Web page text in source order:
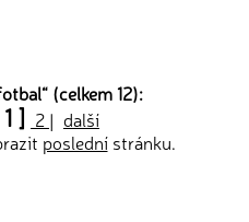
“ (celkem 12):
] 2 | další
poslednístránku.